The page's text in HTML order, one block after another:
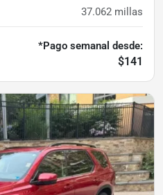
37.062 millas
*Pago semanal desde:
$141